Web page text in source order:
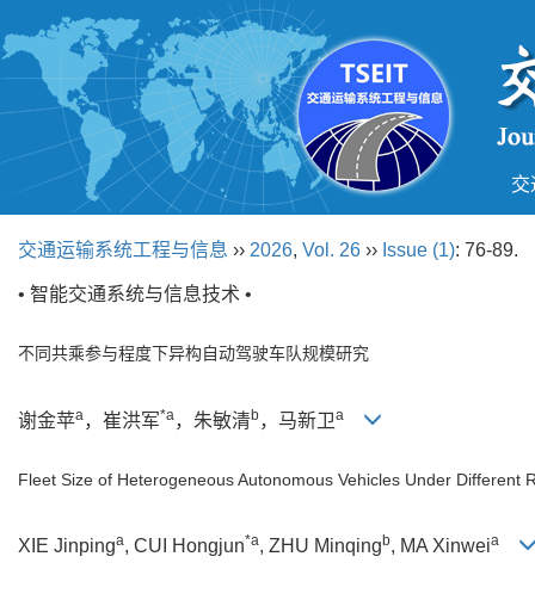
交
交通运输系统工程与信息 ›› 2026, Vol. 26 ›› Issue (1): 76-89.
• 智能交通系统与信息技术 •
不同共乘参与程度下异构自动驾驶车队规模研究
谢金苹a ，崔洪军*a ，朱敏清b，马新卫a
Fleet Size of Heterogeneous Autonomous Vehicles Under Different
XIE Jinpinga, CUI Hongjun*a, ZHU Minqingb, MA Xinweia